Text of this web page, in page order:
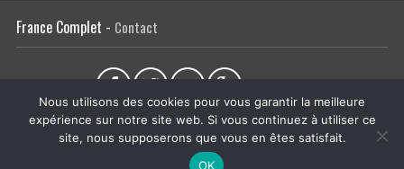
France Complet - Contact
L’association Actualités Tous les évènements
Liens utiles
Régie publicitaire Plan du site Mentions légales
Nous utilisons des cookies pour vous garantir la meilleure
expérience sur notre site web. Si vous continuez à utiliser ce
site, nous supposerons que vous en êtes satisfait.
OK